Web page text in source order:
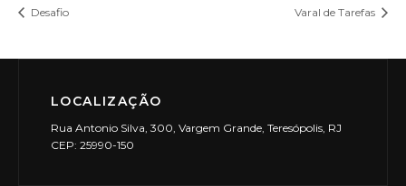
Desafio Varal de Tarefas
LOCALIZAÇÃO
Rua Antonio Silva, 300, Vargem Grande, Teresópolis, RJ
CEP: 25990-150